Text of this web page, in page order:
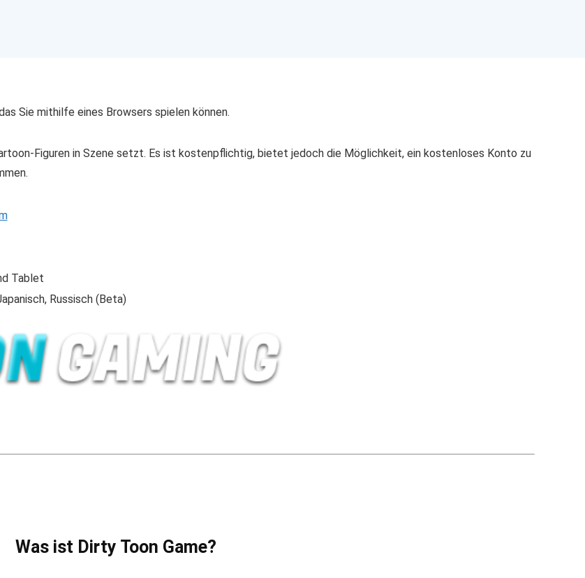
Sie mithilfe eines Browsers spielen können.
Figuren in Szene setzt. Es ist kostenpflichtig, bietet jedoch die Möglichkeit, ein kostenloses Konto zu
Tablet
Russisch (Beta)
Was ist Dirty Toon Game?